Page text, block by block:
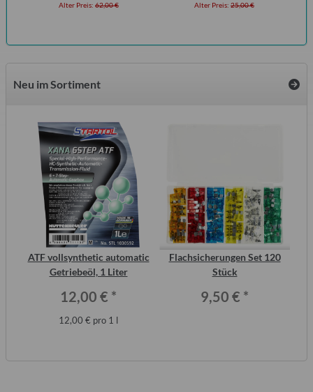
Alter Preis: 62,00 € Alter Preis: 25,00 €
Neu im Sortiment
ATF vollsynthetic automatic
Getriebeöl, 1 Liter
12,00 € *
12,00 € pro 1 l
Flachsicherungen Set 120
Stück
9,50 € *